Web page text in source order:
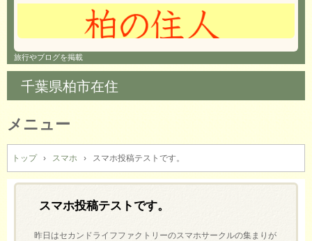
旅行やブログを掲載
千葉県柏市在住
メニュー
コ
ン
テ
ン
トップ › スマホ › スマホ投稿テストです。
スマホ投稿テストです。
昨日はセカンドライフファクトリーのスマホサークルの集まりが